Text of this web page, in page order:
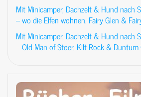
Mit Minicamper, Dachzelt & Hund nach
– wo die Elfen wohnen. Fairy Glen &
Mit Minicamper, Dachzelt & Hund nach
– Old Man of Stoer, Kilt Rock & Duntum